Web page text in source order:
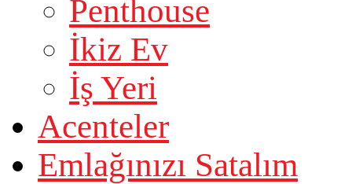
Penthouse
İkiz Ev
İş Yeri
Acenteler
Emlağınızı Satalım